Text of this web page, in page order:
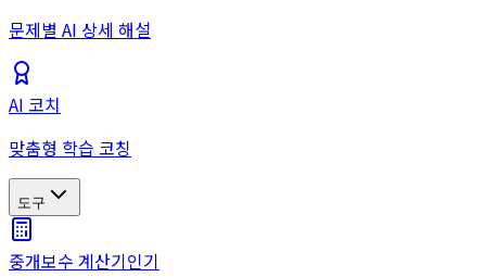
문제별 AI 상세 해설
AI 코치
맞춤형 학습 코칭
도구
중개보수 계산기인기